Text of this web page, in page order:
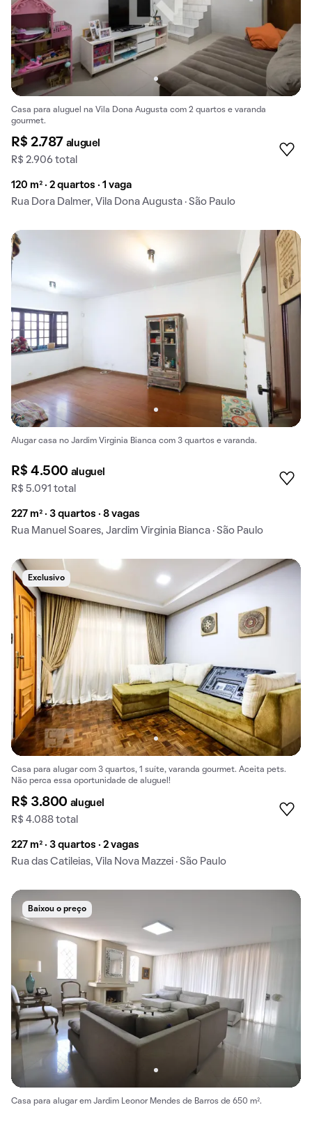
Casa para aluguel na Vila Dona Augusta com 2 quartos e varanda
gourmet.
R$ 2.787 aluguel
R$ 2.906 total
120 m² · 2 quartos · 1 vaga
Rua Dora Dalmer, Vila Dona Augusta · São Paulo
Alugar casa no Jardim Virginia Bianca com 3 quartos e varanda.
R$ 4.500 aluguel
R$ 5.091 total
227 m² · 3 quartos · 8 vagas
Rua Manuel Soares, Jardim Virginia Bianca · São Paulo
Exclusivo
Casa para alugar com 3 quartos, 1 suíte, varanda gourmet. Aceita pets.
Não perca essa oportunidade de aluguel!
R$ 3.800 aluguel
R$ 4.088 total
227 m² · 3 quartos · 2 vagas
Rua das Catileias, Vila Nova Mazzei · São Paulo
Baixou o preço
Casa para alugar em Jardim Leonor Mendes de Barros de 650 m².